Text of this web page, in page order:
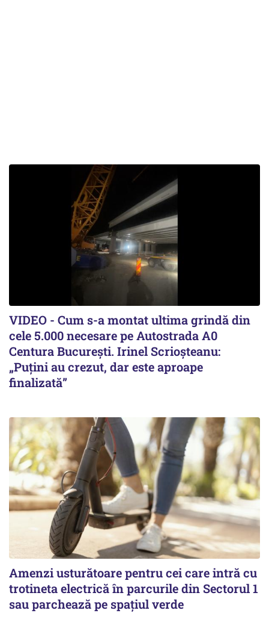
VIDEO - Cum s-a montat ultima grindă din
cele 5.000 necesare pe Autostrada A0
Centura București. Irinel Scrioșteanu:
„Puțini au crezut, dar este aproape
finalizată”
Amenzi usturătoare pentru cei care intră cu
trotineta electrică în parcurile din Sectorul 1
sau parchează pe spațiul verde